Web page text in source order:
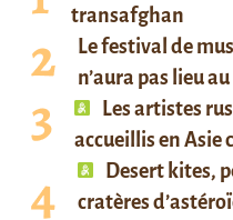
transafghan
Le festival de
n’aura pas lieu
Les artistes
accueillis en Asie
Desert kites,
cratères